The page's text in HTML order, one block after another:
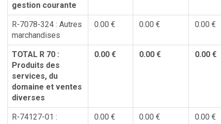
gestion courante
R-7078-324 : Autres
marchandises
0.00 € 0.00 € 0.00 €
TOTAL R 70 :
Produits des
services, du
domaine et ventes
diverses
0.00 € 0.00 € 0.00 €
R-74127-01 :
0.00 € 0.00 € 0.00 €